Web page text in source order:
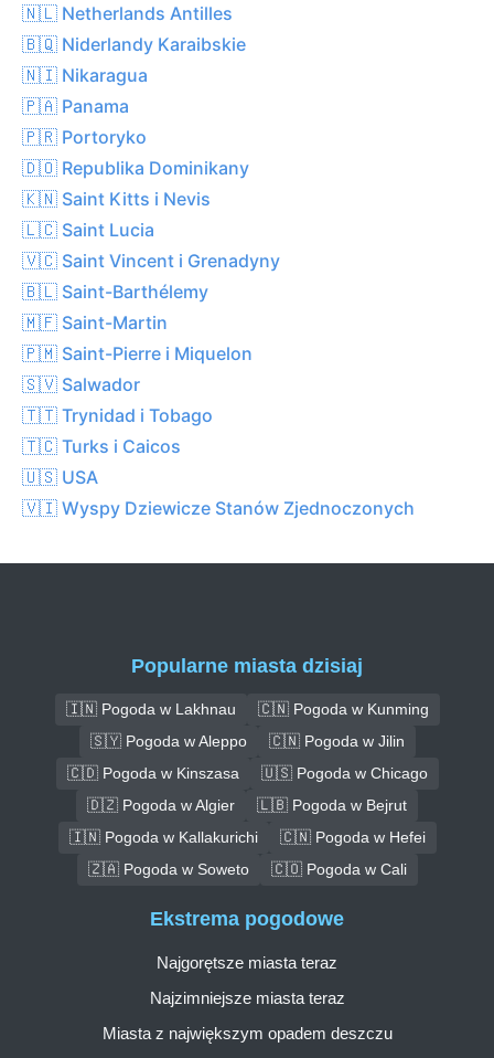
🇳🇱 Netherlands Antilles
🇧🇶 Niderlandy Karaibskie
🇳🇮 Nikaragua
🇵🇦 Panama
🇵🇷 Portoryko
🇩🇴 Republika Dominikany
🇰🇳 Saint Kitts i Nevis
🇱🇨 Saint Lucia
🇻🇨 Saint Vincent i Grenadyny
🇧🇱 Saint-Barthélemy
🇲🇫 Saint-Martin
🇵🇲 Saint-Pierre i Miquelon
🇸🇻 Salwador
🇹🇹 Trynidad i Tobago
🇹🇨 Turks i Caicos
🇺🇸 USA
🇻🇮 Wyspy Dziewicze Stanów Zjednoczonych
Popularne miasta dzisiaj
🇮🇳 Pogoda w Lakhnau
🇨🇳 Pogoda w Kunming
🇸🇾 Pogoda w Aleppo
🇨🇳 Pogoda w Jilin
🇨🇩 Pogoda w Kinszasa
🇺🇸 Pogoda w Chicago
🇩🇿 Pogoda w Algier
🇱🇧 Pogoda w Bejrut
🇮🇳 Pogoda w Kallakurichi
🇨🇳 Pogoda w Hefei
🇿🇦 Pogoda w Soweto
🇨🇴 Pogoda w Cali
Ekstrema pogodowe
Najgorętsze miasta teraz
Najzimniejsze miasta teraz
Miasta z największym opadem deszczu